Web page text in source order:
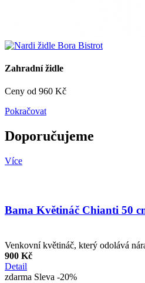
Zahradní židle
Ceny od 960 Kč
Pokračovat
Doporučujeme
Více
Bama Květináč Chianti 50
Venkovní květináč, který odolává
900 Kč
Detail
zdarma Sleva -20%